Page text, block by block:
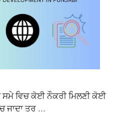
ਸਮੇ ਵਿਚ ਕੋਈ ਨੌਕਰੀ ਮਿਲਣੀ ਕੋਈ
ਜਾਦਾ ਤਰ …